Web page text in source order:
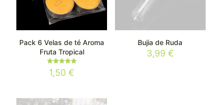
Pack 6 Velas de té Aroma
Fruta Tropical
Valorado
con
1,50€
Bujia de Ruda
3,99 €